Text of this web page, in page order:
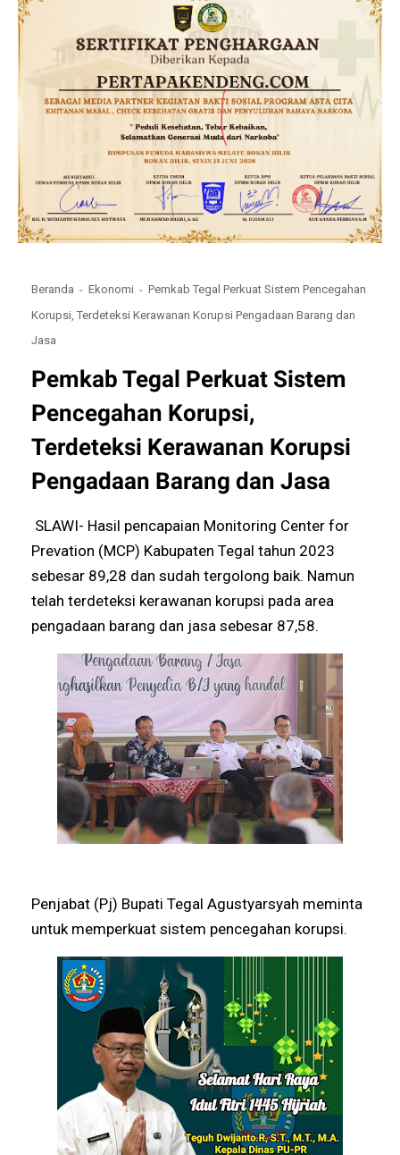
Beranda Ekonomi
Pemkab Tegal Perkuat Sistem Pencegahan
Korupsi, Terdeteksi Kerawanan Korupsi Pengadaan Barang dan
Jasa
Pemkab Tegal Perkuat Sistem
Pencegahan Korupsi,
Terdeteksi Kerawanan Korupsi
Pengadaan Barang dan Jasa
SLAWI- Hasil pencapaian Monitoring Center for
Prevation (MCP) Kabupaten Tegal tahun 2023
sebesar 89,28 dan sudah tergolong baik. Namun
telah terdeteksi kerawanan korupsi pada area
pengadaan barang dan jasa sebesar 87,58.
Penjabat (Pj) Bupati Tegal Agustyarsyah meminta
untuk memperkuat sistem pencegahan korupsi.